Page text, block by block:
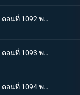
One piece วันพีช ตอนที่ 1092 พากย์ไทย บอนนี่คร่ำครวญ ความมืดที่ซ่อนอยู่บนเกาะแห่งอนาคต
One piece วันพีช ตอนที่ 1093 พากย์ไทย ผู้ชนะได้ครองทุกอย่าง ลอว์ ปะทะ หนวดดำ
One piece วันพีช ตอนที่ 1094 พากย์ไทย ปริศนาอันลึกลับ โซนวิจัยแห่งเอ็กเฮด